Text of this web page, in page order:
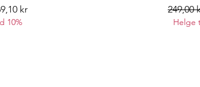
kr
10%
Vanlig
249,00
Helge